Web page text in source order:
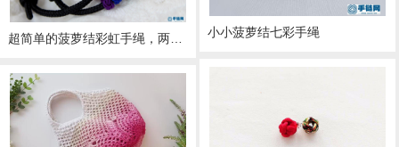
小小菠萝结七彩手绳
超简单的菠萝结彩虹手绳，两分钟就能学会~